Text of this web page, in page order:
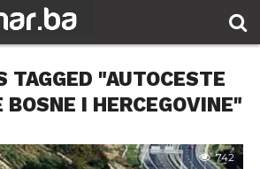
TAGGED "AUTOCESTE
BOSNE I HERCEGOVINE"
742